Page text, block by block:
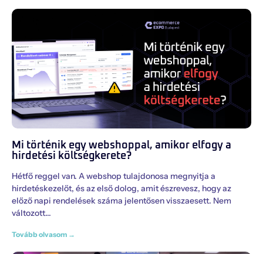
Mi történik egy webshoppal, amikor elfogy a
hirdetési költségkerete?
Hétfő reggel van. A webshop tulajdonosa megnyitja a
hirdetéskezelőt, és az első dolog, amit észrevesz, hogy az
előző napi rendelések száma jelentősen visszaesett. Nem
változott
Tovább olvasom →